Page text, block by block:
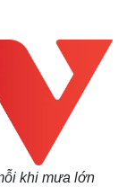
khi mưa lớn